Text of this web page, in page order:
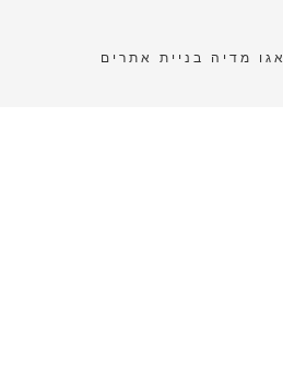
אגו מדיה בניית אתרים